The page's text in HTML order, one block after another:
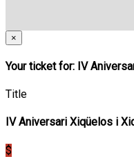
×
Your ticket for: IV
Title
IV Aniversari Xiqüelos i
$